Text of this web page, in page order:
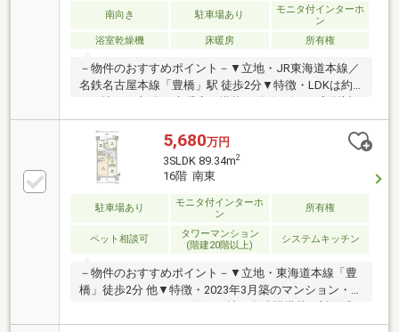
望の住まい探しをお手伝いします ━━━━━・・・物
件の詳細・ご相談はお気軽にお問い合わせください。
南向き 駐車場あり
モニタ付インターホ
ン
浴室乾燥機
床暖房 所有権
－物件のおすすめポイント－▼立地・JR東海道本線／
名鉄名古屋本線「豊橋」駅 徒歩2分▼特徴・LDKは約
面式キッチン、パントリー付・WICや納戸等、随所に
収納有・玄関から室内が見えにくい間取り・24時間セ
キュリティシステムを採用・ペット飼育可能(規約
有)▼設備・浴室暖房乾燥機・宅配ロッカー・24時間ゴ
ミステーション・自転車用エレベーター▼周辺環境・
豊橋市立羽根井小学校 徒歩8分(約605m)■ ご希望の住
まい探しをお手伝いします ━━━━━・・・物件の詳
細・ご相談はお気軽にお問い合わせください。
5,680万円
3SLDK 89.34m2
16階 南東
駐車場あり
モニタ付インターホ
ン
所有権
ペット相談可
タワーマンション
(階建20階以上)
システムキッチン
－物件のおすすめポイント－▼立地・東海道本線「豊
橋」徒歩2分 他▼特徴・2023年3月築のマンション・
キッチン・2部屋に面する南東向きバルコニー・約3.3